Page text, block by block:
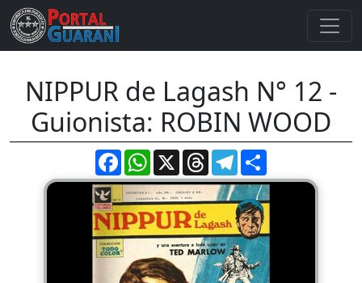
NIPPUR de Lagash N° 12 -
Guionista: ROBIN WOOD
FacebookWhatsApp
X ThreadsTelegram